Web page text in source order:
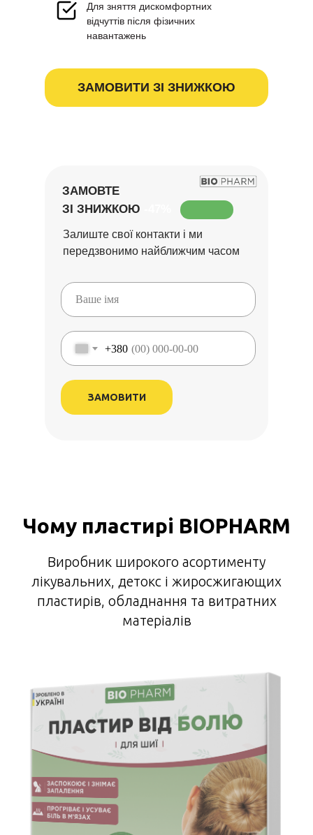
Для зняття дискомфортних
відчуттів після фізичних
навантажень
ЗАМОВИТИ ЗІ ЗНИЖКОЮ
Залиште свої контакти і ми
передзвонимо найближчим часом
ЗАМОВТЕ
ЗІ ЗНИЖКОЮ
+380
ЗАМОВИТИ
Чому пластирі BIOPHARM
Виробник широкого асортименту
лікувальних, детокс і жиросжигающих
пластирів, обладнання та витратних
матеріалів